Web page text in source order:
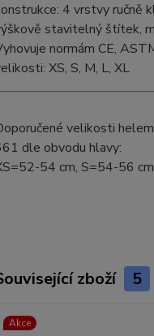
4 vrstvy ručně
stavitelný štítek,
normám CE,
XS, S, M, L, XL
velikosti helem
dle obvodu hlavy:
54 cm, S=54-56
zboží 5
Akce